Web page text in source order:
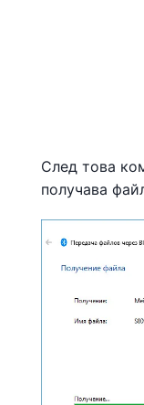
След това
получава